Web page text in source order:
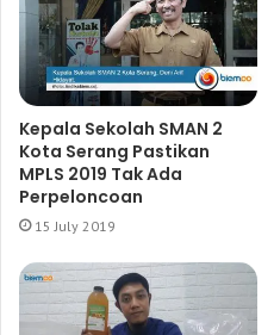
Kepala Sekolah SMAN 2
Kota Serang Pastikan
MPLS 2019 Tak Ada
Perpeloncoan
15 July 2019